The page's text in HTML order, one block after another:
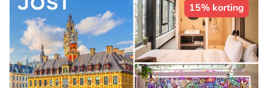
15% korting